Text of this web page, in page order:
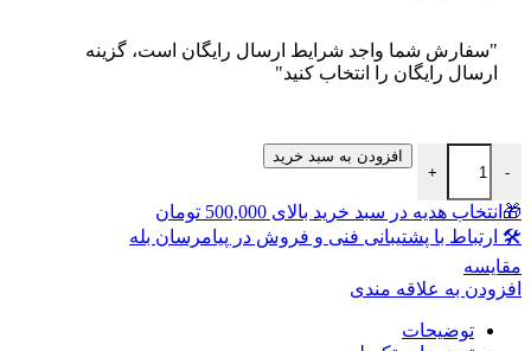
"سفارش شما واجد شرایط ارسال رایگان است، گزینه
ارسال رایگان را انتخاب کنید"
-
+
افزودن به سبد خرید
🎁انتخاب هدیه در سبد خرید بالای 500,000 تومان
🛠 ارتباط با پشتیبانی فنی و فروش در پیامرسان بله
مقايسه
افزودن به علاقه مندی
توضیحات